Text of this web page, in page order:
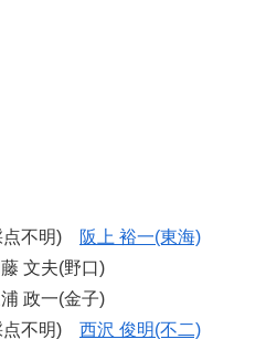
点不明)
阪上 裕一(東海)
文夫(野口)
政一(金子)
点不明) 西沢 俊明(不二)